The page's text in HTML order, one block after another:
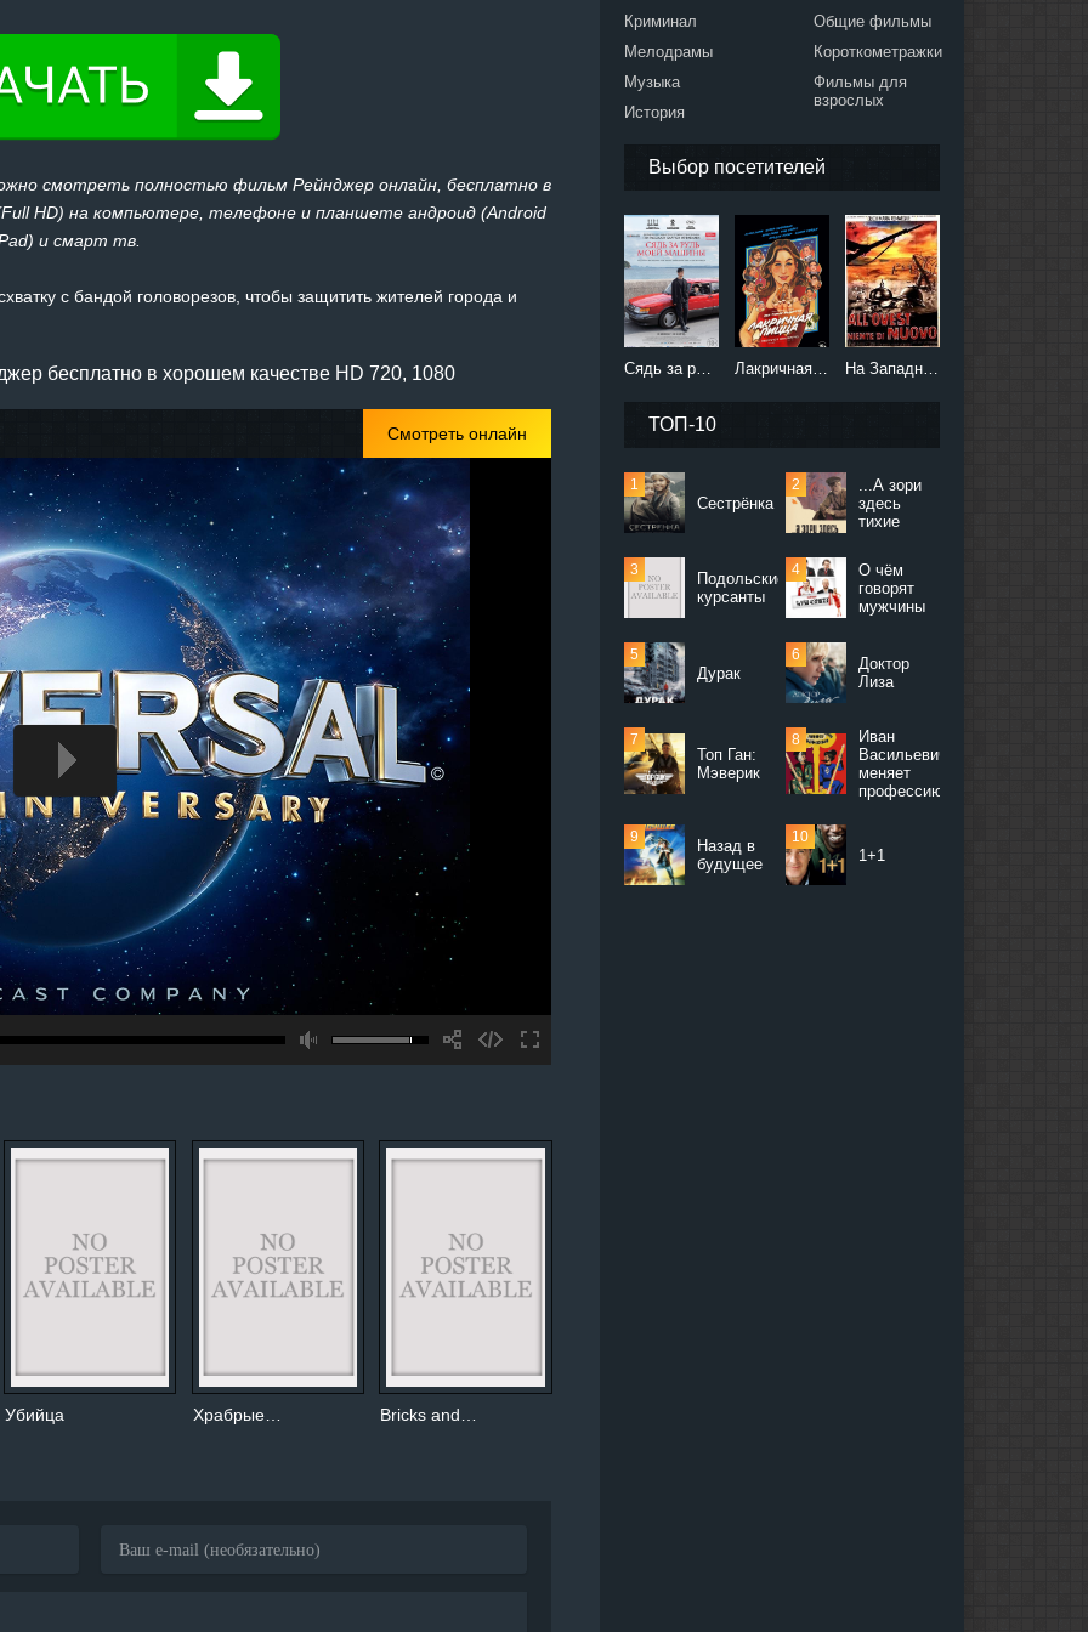
смотреть полностью фильм Рейнджер онлайн, бесплатно в
HD) на компьютере, телефоне и планшете андроид (Android
и смарт тв.
с бандой головорезов, чтобы защитить жителей города и
бесплатно в хорошем качестве HD 720, 1080
Смотреть онлайн
Убийца Храбрые… Bricks and…
Криминал
Мелодрамы
Музыка
История
Общие фильмы
Короткометражки
Фильмы для
взрослых
Выбор посетителей
Сядь за руль моей машины (2021) Лакричная пицца (2021) На Западном фронте без перемен (2022)
ТОП-10
Сестрёнка
...А зори
здесь
тихие
Подольские
курсанты
О чём
говорят
мужчины
Дурак
Доктор
Лиза
Топ Ган:
Мэверик
Иван
Васильевич
меняет
профессию
Назад в
будущее
1+1